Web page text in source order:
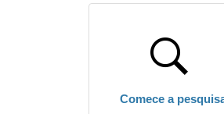
Comece a